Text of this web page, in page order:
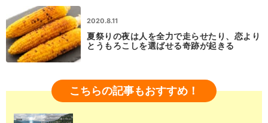
2020.8.11
夏祭りの夜は人を全力で走らせたり、恋より
とうもろこしを選ばせる奇跡が起きる
こちらの記事もおすすめ！